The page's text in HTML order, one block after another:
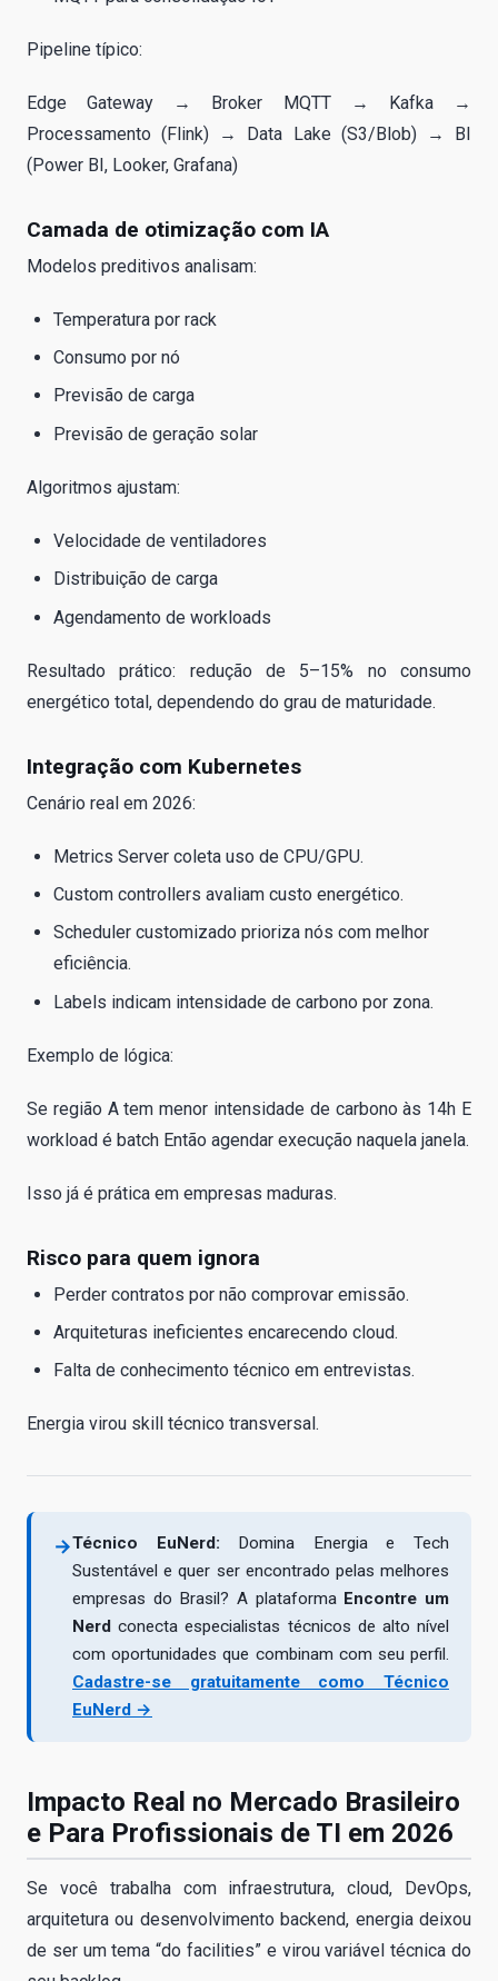
Pipeline típico:
Edge Gateway → Broker MQTT → Kafka →
Processamento (Flink) → Data Lake (S3/Blob) → BI
(Power BI, Looker, Grafana)
Camada de otimização com IA
Modelos preditivos analisam:
Temperatura por rack
Consumo por nó
Previsão de carga
Previsão de geração solar
Algoritmos ajustam:
Velocidade de ventiladores
Distribuição de carga
Agendamento de workloads
Resultado prático: redução de 5–15% no consumo
energético total, dependendo do grau de maturidade.
Integração com Kubernetes
Cenário real em 2026:
Metrics Server coleta uso de CPU/GPU.
Custom controllers avaliam custo energético.
Scheduler customizado prioriza nós com melhor
eficiência.
Labels indicam intensidade de carbono por zona.
Exemplo de lógica:
Se região A tem menor intensidade de carbono às 14h E
workload é batch Então agendar execução naquela janela.
Isso já é prática em empresas maduras.
Risco para quem ignora
Perder contratos por não comprovar emissão.
Arquiteturas ineficientes encarecendo cloud.
Falta de conhecimento técnico em entrevistas.
Energia virou skill técnico transversal.
→Técnico EuNerd: Domina Energia e Tech
Sustentável e quer ser encontrado pelas melhores
empresas do Brasil? A plataforma Encontre um
Nerd conecta especialistas técnicos de alto nível
com oportunidades que combinam com seu perfil.
Cadastre-se gratuitamente como Técnico
EuNerd →
Impacto Real no Mercado Brasileiro
e Para Profissionais de TI em 2026
Se você trabalha com infraestrutura, cloud, DevOps,
arquitetura ou desenvolvimento backend, energia deixou
de ser um tema “do facilities” e virou variável técnica do